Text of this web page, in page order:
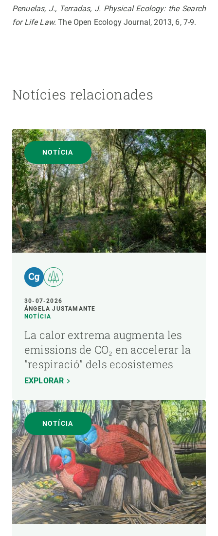
Penuelas, J., Terradas, J. Physical Ecology: the Search
for Life Law. The Open Ecology Journal, 2013, 6, 7-9.
Notícies relacionades
NOTÍCIA
30-07-2026
ÁNGELA JUSTAMANTE
NOTÍCIA
La calor extrema augmenta les
emissions de CO₂ en accelerar la
"respiració" dels ecosistemes
EXPLORAR
NOTÍCIA